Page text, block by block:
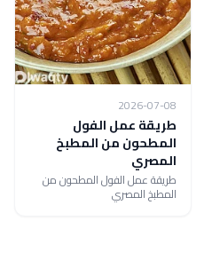
2026-07-08
طريقة عمل الفول
المطحون من المطبخ
المصري
طريقة عمل الفول المطحون من
المطبخ المصري